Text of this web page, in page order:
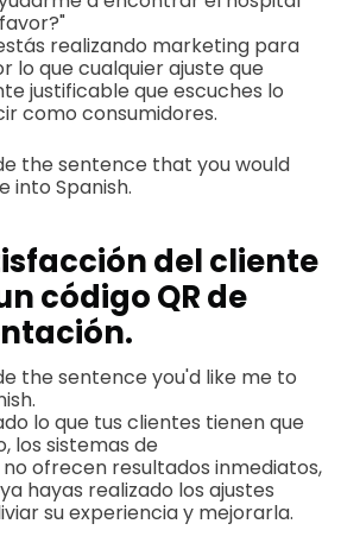
realizando marketing para
lo que cualquier ajuste que
justificable que escuches lo
como consumidores.
the sentence that you would
into Spanish.
del cliente
código QR de
the sentence you'd like me to
lo que tus clientes tienen que
los sistemas de
ofrecen resultados inmediatos,
hayas realizado los ajustes
su experiencia y mejorarla.